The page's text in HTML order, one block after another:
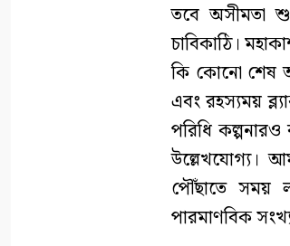
তবে অসীমতা
চাবিকাঠি।
কি কোনো শেষ
এবং রহস্যময়
পরিধি কল্পনারও
উল্লেখযোগ্য।
পৌঁছাতে সময়
পারমাণবিক